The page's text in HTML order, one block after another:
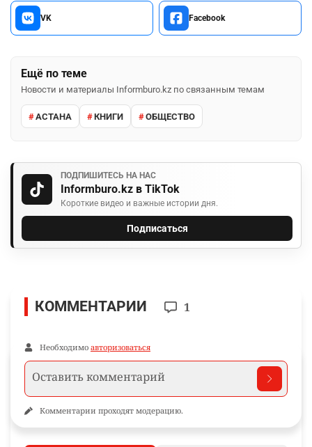
VK Facebook
Ещё по теме
Новости и материалы Informburo.kz по связанным темам
АСТАНА КНИГИ ОБЩЕСТВО
ПОДПИШИТЕСЬ НА НАС
Informburo.kz в TikTok
Короткие видео и важные истории дня.
Подписаться
КОММЕНТАРИИ 1
Необходимо авторизоваться
Комментарии проходят модерацию.